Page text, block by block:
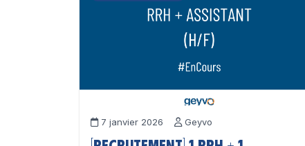
7 janvier 2026 Geyvo